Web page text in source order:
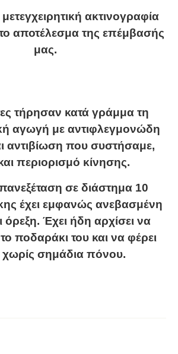
ακτινογραφία
αποτέλεσμα της επέμβασής
μας.
τήρησαν κατά γράμμα τη
αγωγή με αντιφλεγμονώδη
αντιβίωση που συστήσαμε,
περιορισμό κίνησης.
σε διάστημα 10
έχει εμφανώς ανεβασμένη
όρεξη. Έχει ήδη αρχίσει να
ποδαράκι του και να φέρει
σημάδια πόνου.